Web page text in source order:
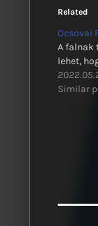
Related
Ocsovai
A falnak
lehet,
Similar